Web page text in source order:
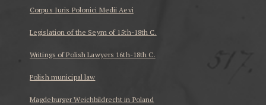
Corpus Iuris Polonici Medii Aevi
Legislation of the Seym of 15th-18th C.
Writings of Polish Lawyers 16th-18th C.
Polish municipal law
Magdeburger Weichbildrecht in Poland